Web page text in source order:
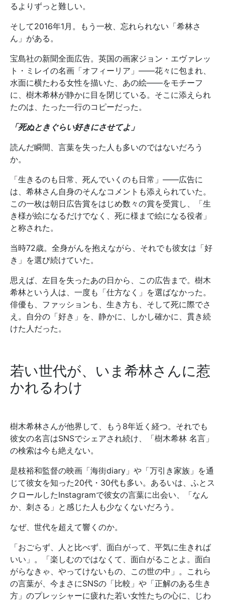
るよりずっと難しい。
そして2016年1月。もう一枚、忘れられない「希林さ
ん」がある。
宝島社の新聞全面広告。英国の画家ジョン・エヴァレッ
ト・ミレイの名画「オフィーリア」——花々に包まれ、
水面に横たわる女性を描いた、あの絵——をモチーフ
に、樹木希林が静かに目を閉じている。そこに添えられ
たのは、たった一行のコピーだった。
「死ぬときぐらい好きにさせてよ」
読んだ瞬間、言葉を失った人も多いのではないだろう
か。
「生きるのも日常、死んでいくのも日常」——広告に
は、希林さん自身のそんなコメントも添えられていた。
この一枚は朝日広告賞をはじめ数々の賞を受賞し、「生
き様が絵になるだけでなく、死に様まで絵になる役者」
と称された。
当時72歳。全身がんを抱えながら、それでも彼女は「好
き」を選び続けていた。
思えば、左目を失ったあの日から、この広告まで。樹木
希林という人は、一度も「仕方なく」を選ばなかった。
俳優も、ファッションも、生き方も、そして死に際でさ
え。自分の「好き」を、静かに、しかし確かに、貫き続
けた人だった。
若い世代が、いま希林さんに惹
かれるわけ
樹木希林さんが他界して、もう8年近く経つ。それでも
彼女の名言はSNSでシェアされ続け、「樹木希林 名言」
の検索は今も絶えない。
是枝裕和監督の映画「海街diary」や「万引き家族」を通
じて彼女を知った20代・30代も多い。あるいは、ふとス
クロールしたInstagramで彼女の言葉に出会い、「なん
か、刺さる」と感じた人も少なくないだろう。
なぜ、世代を超えて響くのか。
「おごらず、人と比べず、面白がって、平気に生きれば
いい」。「楽しむのではなくて、面白がることよ。面白
がらなきゃ、やってけないもの、この世の中」。これら
の言葉が、今まさにSNSの「比較」や「正解のある生き
方」のプレッシャーに疲れた若い女性たちの心に、じわ